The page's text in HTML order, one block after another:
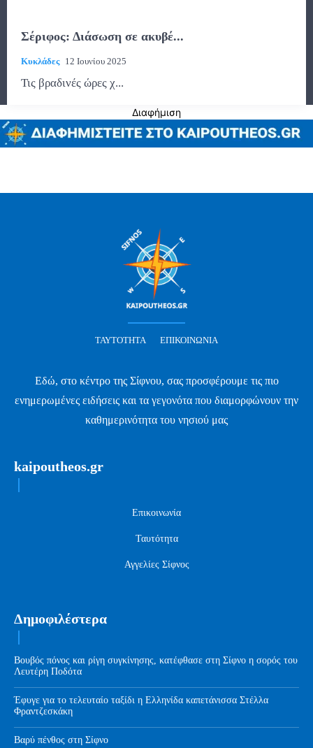
Σέριφος: Διάσωση σε ακυβέ...
Κυκλάδες 12 Ιουνίου 2025
Τις βραδινές ώρες χ...
Διαφήμιση
ΤΑΥΤΌΤΗΤΑ ΕΠΙΚΟΙΝΩΝΊΑ
Εδώ, στο κέντρο της Σίφνου, σας προσφέρουμε τις πιο
ενημερωμένες ειδήσεις και τα γεγονότα που διαμορφώνουν την
καθημερινότητα του νησιού μας
kaipoutheos.gr
Επικοινωνία
Ταυτότητα
Αγγελίες Σίφνος
Δημοφιλέστερα
Βουβός πόνος και ρίγη συγκίνησης, κατέφθασε στη Σίφνο η σορός του
Λευτέρη Ποδότα
Έφυγε για το τελευταίο ταξίδι η Ελληνίδα καπετάνισσα Στέλλα
Φραντζεσκάκη
Βαρύ πένθος στη Σίφνο